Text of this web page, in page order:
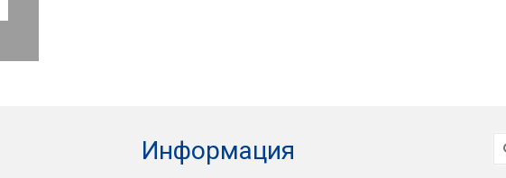
Информация